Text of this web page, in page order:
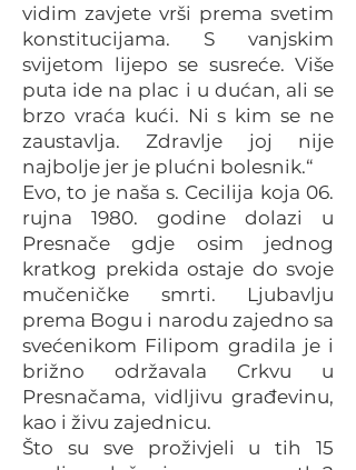
vidim zavjete vrši prema svetim
konstitucijama. S vanjskim
svijetom lijepo se susreće. Više
puta ide na plac i u dućan, ali se
brzo vraća kući. Ni s kim se ne
zaustavlja. Zdravlje joj nije
najbolje jer je plućni bolesnik.“
Evo, to je naša s. Cecilija koja 06.
rujna 1980. godine dolazi u
Presnače gdje osim jednog
kratkog prekida ostaje do svoje
mučeničke smrti. Ljubavlju
prema Bogu i narodu zajedno sa
svećenikom Filipom gradila je i
brižno održavala Crkvu u
Presnačama, vidljivu građevinu,
kao i živu zajednicu.
Što su sve proživjeli u tih 15